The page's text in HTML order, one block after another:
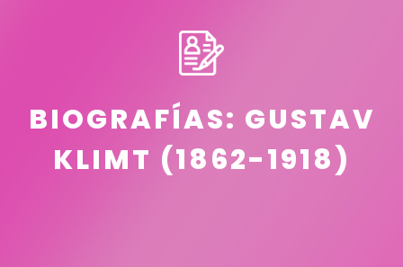
BIOGRAFÍAS: GUSTAV
KLIMT (1862-1918)